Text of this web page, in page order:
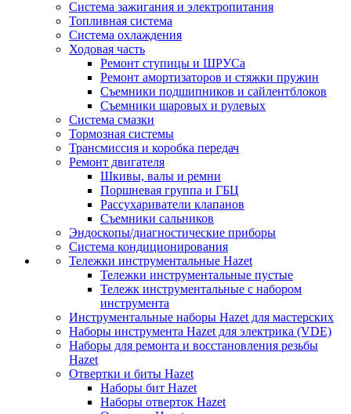
Система зажигания и электропитания
Топливная система
Система охлаждения
Ходовая часть
Ремонт ступицы и ШРУСа
Ремонт амортизаторов и стяжки пружин
Съемники подшипников и сайлентблоков
Съемники шаровых и рулевых
Система смазки
Тормозная системы
Трансмиссия и коробка передач
Ремонт двигателя
Шкивы, валы и ремни
Поршневая группа и ГБЦ
Рассухариватели клапанов
Съемники сальников
Эндоскопы/диагностические приборы
Система кондиционирования
Тележки инструментальные Hazet
Тележки инструментальные пустые
Тележк инструментальные с набором
инструмента
Инструментальные наборы Hazet для мастерских
Наборы инструмента Hazet для электрика (VDE)
Наборы для ремонта и восстановления резьбы
Hazet
Отвертки и биты Hazet
Наборы бит Hazet
Наборы отверток Hazet